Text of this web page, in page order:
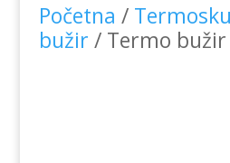
Početna /
bužir / Termo bužir